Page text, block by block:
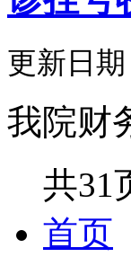
更新日期
我院财
共31
首页